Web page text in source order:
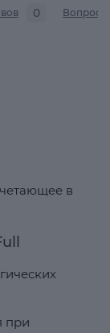
0 Вопросы
в
при